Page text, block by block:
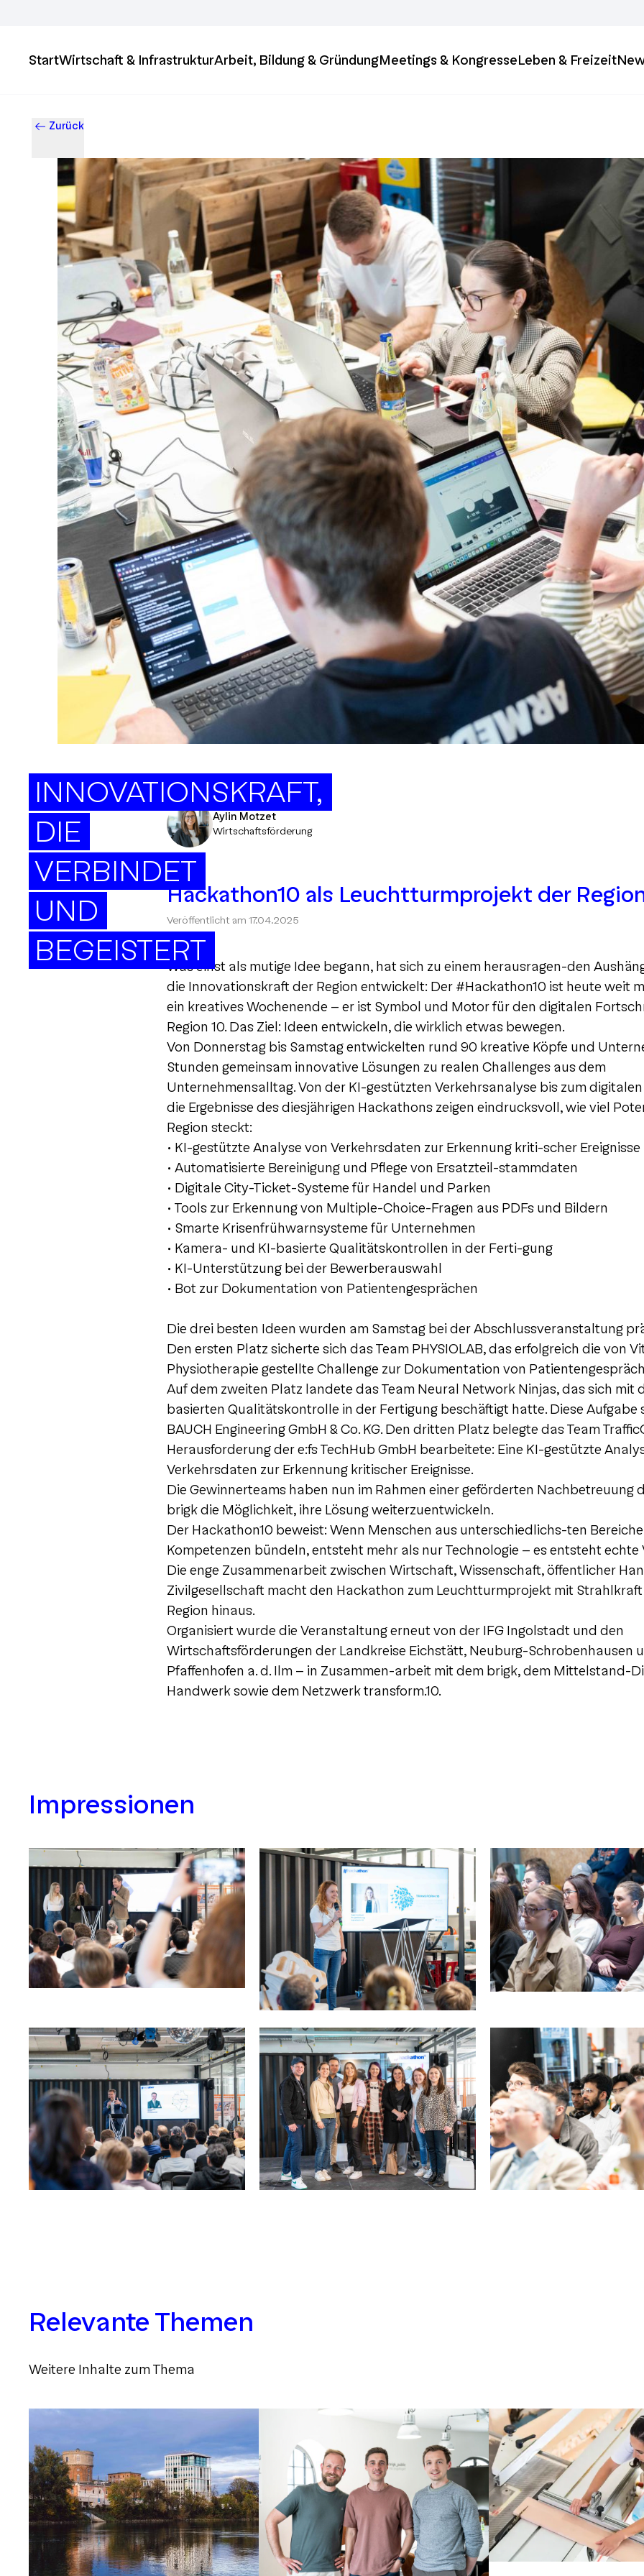
StartWirtschaft & InfrastrukturArbeit, Bildung & GründungMeetings & KongresseLeben & Freizeit
Zurück
Business & Innovation in Ingolstadt – Der Standort mit Zukunft
INNOVATIONSKRAFT,
DIE
VERBINDET
UND
BEGEISTERT
Aylin Motzet
Wirtschaftsförderung
Hackathon10 als Leuchtturmprojekt der
Veröffentlicht am 17.04.2025
Was einst als mutige Idee begann, hat sich zu einem herausragen-den
die Innovationskraft der Region entwickelt: Der #Hackathon10 ist heute weit
ein kreatives Wochenende – er ist Symbol und Motor für den digitalen
Region 10. Das Ziel: Ideen entwickeln, die wirklich etwas bewegen.
Von Donnerstag bis Samstag entwickelten rund 90 kreative Köpfe und
Stunden gemeinsam innovative Lösungen zu realen Challenges aus dem
Unternehmensalltag. Von der KI-gestützten Verkehrsanalyse bis zum
die Ergebnisse des diesjährigen Hackathons zeigen eindrucksvoll, wie viel
Region steckt:
• KI-gestützte Analyse von Verkehrsdaten zur Erkennung kriti-scher Ereignisse
• Automatisierte Bereinigung und Pflege von Ersatzteil-stammdaten
• Digitale City-Ticket-Systeme für Handel und Parken
• Tools zur Erkennung von Multiple-Choice-Fragen aus PDFs und Bildern
• Smarte Krisenfrühwarnsysteme für Unternehmen
• Kamera- und KI-basierte Qualitätskontrollen in der Ferti-gung
• KI-Unterstützung bei der Bewerberauswahl
• Bot zur Dokumentation von Patientengesprächen
Die drei besten Ideen wurden am Samstag bei der Abschlussveranstaltung
Den ersten Platz sicherte sich das Team PHYSIOLAB, das erfolgreich die von
Physiotherapie gestellte Challenge zur Dokumentation von
Auf dem zweiten Platz landete das Team Neural Network Ninjas, das sich mit
basierten Qualitätskontrolle in der Fertigung beschäftigt hatte. Diese Aufgabe
BAUCH Engineering GmbH & Co. KG. Den dritten Platz belegte das Team
Herausforderung der e:fs TechHub GmbH bearbeitete: Eine KI-gestützte
Verkehrsdaten zur Erkennung kritischer Ereignisse.
Die Gewinnerteams haben nun im Rahmen einer geförderten Nachbetreuung
brigk die Möglichkeit, ihre Lösung weiterzuentwickeln.
Der Hackathon10 beweist: Wenn Menschen aus unterschiedlichs-ten
Kompetenzen bündeln, entsteht mehr als nur Technologie – es entsteht echte
Die enge Zusammenarbeit zwischen Wirtschaft, Wissenschaft, öffentlicher
Zivilgesellschaft macht den Hackathon zum Leuchtturmprojekt mit
Region hinaus.
Organisiert wurde die Veranstaltung erneut von der IFG Ingolstadt und den
Wirtschaftsförderungen der Landkreise Eichstätt, Neuburg-Schrobenhausen
Pfaffenhofen a. d. Ilm – in Zusammen-arbeit mit dem brigk, dem Mittelstand-
Handwerk sowie dem Netzwerk transform.10.
Impressionen
Relevante Themen
Weitere Inhalte zum Thema